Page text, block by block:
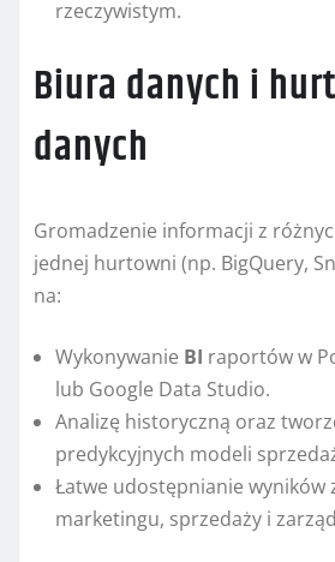
rzeczywistym.
Biura danych i
danych
Gromadzenie informacji z
jednej hurtowni (np. BigQuery,
na:
Wykonywanie BI raportów w
lub Google Data Studio.
Analizę historyczną oraz
predykcyjnych modeli
Łatwe udostępnianie wyników
marketingu, sprzedaży i